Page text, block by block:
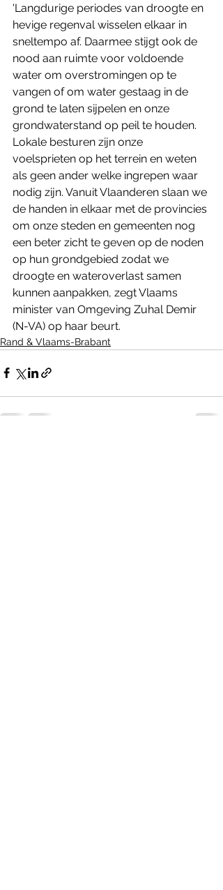
'Langdurige periodes van droogte en
hevige regenval wisselen elkaar in
sneltempo af. Daarmee stijgt ook de
nood aan ruimte voor voldoende
water om overstromingen op te
vangen of om water gestaag in de
grond te laten sijpelen en onze
grondwaterstand op peil te houden.
Lokale besturen zijn onze
voelsprieten op het terrein en weten
als geen ander welke ingrepen waar
nodig zijn. Vanuit Vlaanderen slaan we
de handen in elkaar met de provincies
om onze steden en gemeenten nog
een beter zicht te geven op de noden
op hun grondgebied zodat we
droogte en wateroverlast samen
kunnen aanpakken, zegt Vlaams
minister van Omgeving Zuhal Demir
(N-VA) op haar beurt.
Rand & Vlaams-Brabant